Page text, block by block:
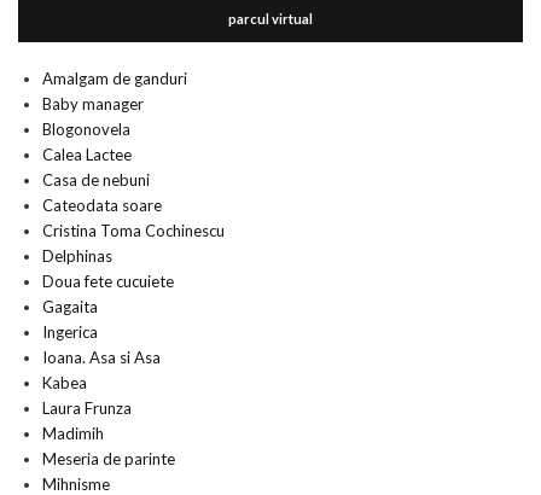
parcul virtual
Amalgam de ganduri
Baby manager
Blogonovela
Calea Lactee
Casa de nebuni
Cateodata soare
Cristina Toma Cochinescu
Delphinas
Doua fete cucuiete
Gagaita
Ingerica
Ioana. Asa si Asa
Kabea
Laura Frunza
Madimih
Meseria de parinte
Mihnisme